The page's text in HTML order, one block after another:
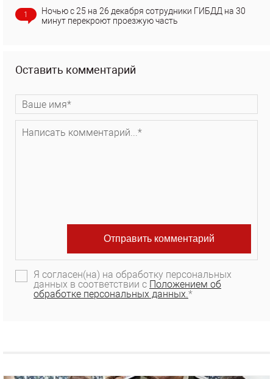
1
Ночью с 25 на 26 декабря сотрудники ГИБДД на 30
минут перекроют проезжую часть
Оставить комментарий
Я согласен(на) на обработку персональных
данных в соответствии с Положением об
обработке персональных данных.*